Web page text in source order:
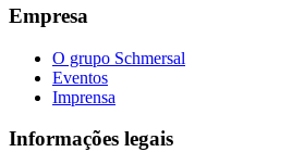
Empresa
O grupo Schmersal
Eventos
Imprensa
Informações legais